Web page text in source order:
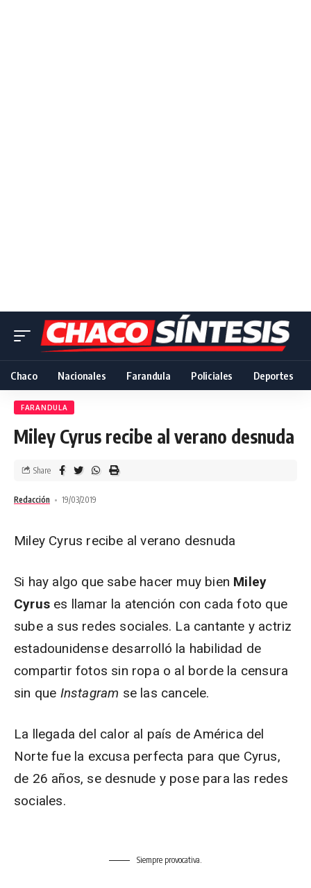
Chaco Nacionales Farandula Policiales Deportes
FARANDULA
Miley Cyrus recibe al verano desnuda
Redacción 19/03/2019
Share
Miley Cyrus recibe al verano desnuda
Si hay algo que sabe hacer muy bien Miley
Cyrus es llamar la atención con cada foto que
sube a sus redes sociales. La cantante y actriz
estadounidense desarrolló la habilidad de
compartir fotos sin ropa o al borde la censura
sin que Instagram se las cancele.
La llegada del calor al país de América del
Norte fue la excusa perfecta para que Cyrus,
de 26 años, se desnude y pose para las redes
sociales.
Siempre provocativa.